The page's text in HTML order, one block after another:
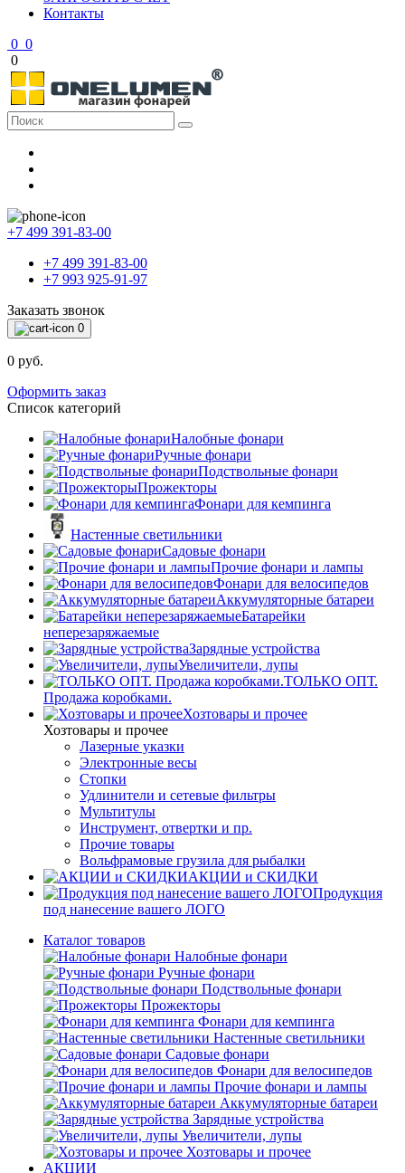
Контакты
0 0
0
+7 499 391-83-00
+7 499 391-83-00
+7 993 925-91-97
Заказать звонок
0
0 руб.
Оформить заказ
Список категорий
Налобные фонари
Ручные фонари
Подствольные фонари
Прожекторы
Фонари для кемпинга
Настенные светильники
Садовые фонари
Прочие фонари и лампы
Фонари для велосипедов
Аккумуляторные батареи
Батарейки
неперезаряжаемые
Зарядные устройства
Увеличители, лупы
ТОЛЬКО ОПТ.
Продажа коробками.
Хозтовары и прочее
Хозтовары и прочее
Лазерные указки
Электронные весы
Стопки
Удлинители и сетевые фильтры
Мультитулы
Инструмент, отвертки и пр.
Прочие товары
Вольфрамовые грузила для рыбалки
АКЦИИ и СКИДКИ
Продукция
под нанесение вашего ЛОГО
Каталог товаров
Налобные фонари
Ручные фонари
Подствольные фонари
Прожекторы
Фонари для кемпинга
Настенные светильники
Садовые фонари
Фонари для велосипедов
Прочие фонари и лампы
Аккумуляторные батареи
Зарядные устройства
Увеличители, лупы
Хозтовары и прочее
АКЦИИ